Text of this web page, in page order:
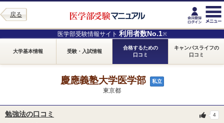
戻る
医学部受験情報サイト 利用者数No.1※
大学基本情報 受験・入試情報
合格するための
口コミ
キャンパスライフの
口コミ
慶應義塾大学医学部 私立
東京都
勉強法の口コミ 4